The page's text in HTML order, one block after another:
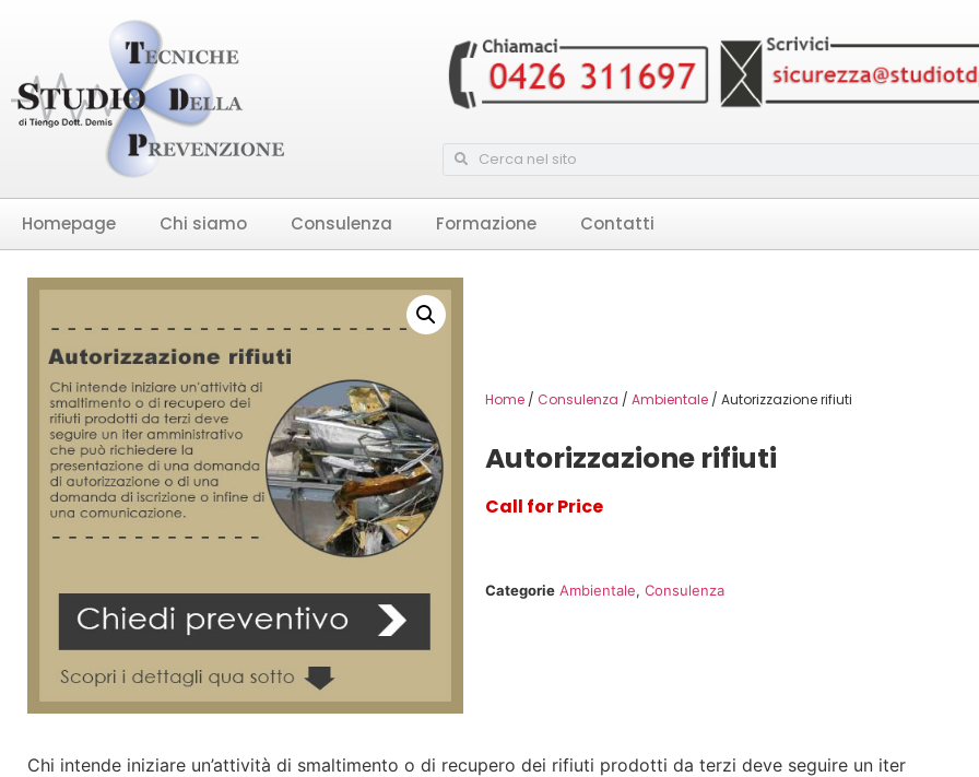
Homepage Chi siamo Consulenza Formazione Contatti
Home/ Consulenza / Ambientale/ Autorizzazione rifiuti
Autorizzazione rifiuti
Call for Price
Categorie Ambientale, Consulenza
Chi intende iniziare un’attività di smaltimento o di recupero dei rifiuti prodotti da terzi deve seguire un iter